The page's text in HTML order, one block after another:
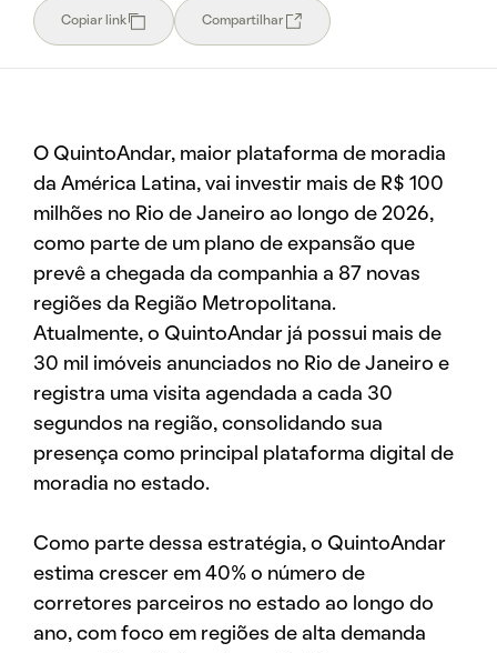
Copiar link Compartilhar
O QuintoAndar, maior plataforma de moradia
da América Latina, vai investir mais de R$ 100
milhões no Rio de Janeiro ao longo de 2026,
como parte de um plano de expansão que
prevê a chegada da companhia a 87 novas
regiões da Região Metropolitana.
Atualmente, o QuintoAndar já possui mais de
30 mil imóveis anunciados no Rio de Janeiro e
registra uma visita agendada a cada 30
segundos na região, consolidando sua
presença como principal plataforma digital de
moradia no estado.
Como parte dessa estratégia, o QuintoAndar
estima crescer em 40% o número de
corretores parceiros no estado ao longo do
ano, com foco em regiões de alta demanda